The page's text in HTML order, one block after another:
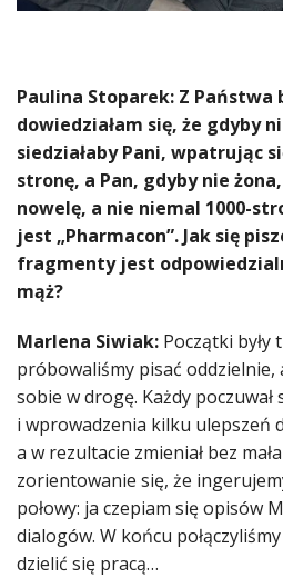
Paulina Stoparek: Z
dowiedziałam się, że gdyby
siedziałaby Pani, wpatrując
stronę, a Pan, gdyby nie
nowelę, a nie niemal 1000-
jest „Pharmacon”. Jak się
fragmenty jest
mąż?
Marlena Siwiak: Początki
próbowaliśmy pisać oddzielnie,
sobie w drogę. Każdy
i wprowadzenia kilku ulepszeń
a w rezultacie zmieniał bez
zorientowanie się, że
połowy: ja czepiam się opisów
dialogów. W końcu
dzielić się pracą…